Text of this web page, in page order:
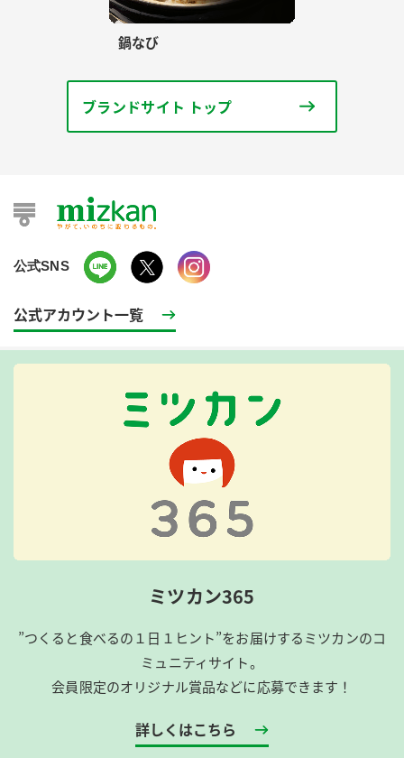
鍋なび
ブランドサイト トップ
公式SNS
公式アカウント一覧
ミツカン365
”つくると食べるの１日１ヒント”をお届けするミツカンのコ
ミュニティサイト。
会員限定のオリジナル賞品などに応募できます！
詳しくはこちら